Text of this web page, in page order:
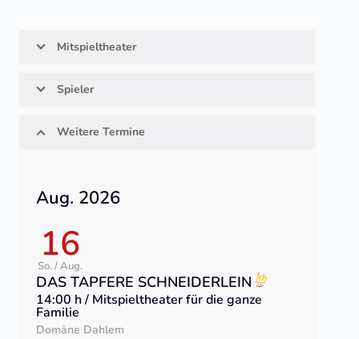
Mitspieltheater
Spieler
Weitere Termine
Aug. 2026
16
So. / Aug.
DAS TAPFERE SCHNEIDERLEIN
14:00 h / Mitspieltheater für die ganze
Familie
Domäne Dahlem